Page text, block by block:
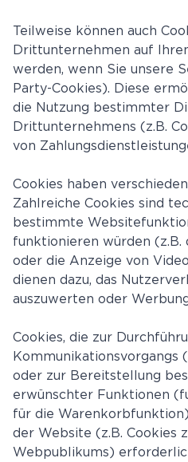
Teilweise können auch
Drittunternehmen auf
werden, wenn Sie unsere
Party-Cookies). Diese
die Nutzung bestimmter
Drittunternehmens (z.B.
von
Cookies haben
Zahlreiche Cookies sind
bestimmte
funktionieren würden
oder die Anzeige von
dienen dazu, das
auszuwerten oder
Cookies, die zur
Kommunikationsvorgangs
oder zur Bereitstellung
erwünschter Funktionen
für die
der Website (z.B. Cookies
Webpublikums)